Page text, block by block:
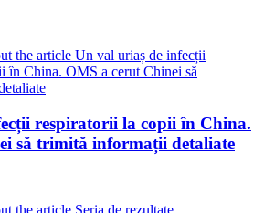
respiratorii la copii în China.
să trimită informații detaliate